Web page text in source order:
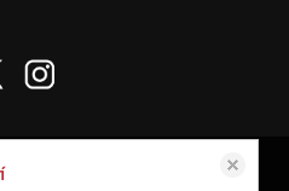
galetes per habilitar la funcionalitat